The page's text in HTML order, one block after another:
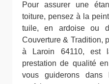
Pour assurer une
toiture, pensez à la
tuile, en ardoise ou
Couverture & Tradition,
à Laroin 64110, est
prestation de qualité
vous guiderons